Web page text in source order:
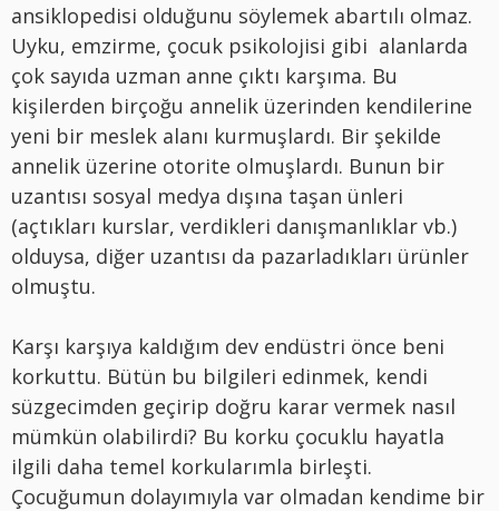
ansiklopedisi olduğunu söylemek abartılı olmaz.
Uyku, emzirme, çocuk psikolojisi gibi alanlarda
çok sayıda uzman anne çıktı karşıma. Bu
kişilerden birçoğu annelik üzerinden kendilerine
yeni bir meslek alanı kurmuşlardı. Bir şekilde
annelik üzerine otorite olmuşlardı. Bunun bir
uzantısı sosyal medya dışına taşan ünleri
(açtıkları kurslar, verdikleri danışmanlıklar vb.)
olduysa, diğer uzantısı da pazarladıkları ürünler
olmuştu.
Karşı karşıya kaldığım dev endüstri önce beni
korkuttu. Bütün bu bilgileri edinmek, kendi
süzgecimden geçirip doğru karar vermek nasıl
mümkün olabilirdi? Bu korku çocuklu hayatla
ilgili daha temel korkularımla birleşti.
Çocuğumun dolayımıyla var olmadan kendime bir